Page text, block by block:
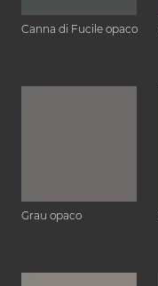
Canna di Fucile opaco
Grau opaco